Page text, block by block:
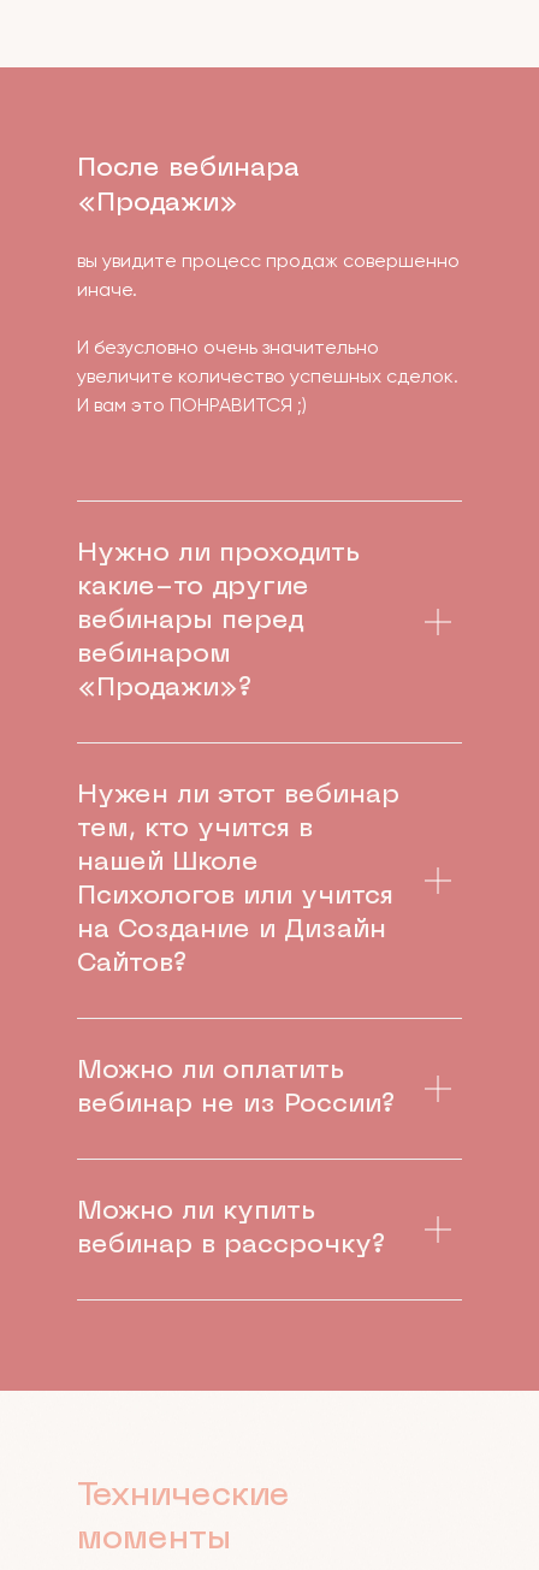
вы увидите процесс продаж совершенно
иначе.
И безусловно очень значительно
увеличите количество успешных сделок.
И вам это ПОНРАВИТСЯ ;)
После вебинара
«Продажи»
Нужно ли проходить
какие-то другие
вебинары перед
вебинаром
«Продажи»?
Нужен ли этот вебинар
тем, кто учится в
нашей Школе
Психологов или учится
на Создание и Дизайн
Сайтов?
Можно ли оплатить
вебинар не из России?
Можно ли купить
вебинар в рассрочку?
Технические
моменты